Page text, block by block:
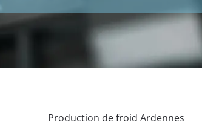
Production de froid Ardennes